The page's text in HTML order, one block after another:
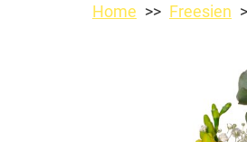
Home Freesien